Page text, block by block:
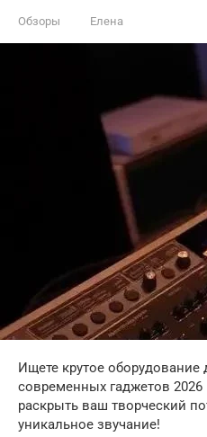
Обзоры Елена
Ищете крутое
современных гаджетов 2026
раскрыть ваш творческий
уникальное звучание!